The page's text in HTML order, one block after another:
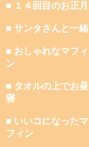
■ １４回目のお正月
■ サンタさんと一緒
■ おしゃれなマフィ
ン
■ タオルの上でお昼
寝
■ いいコになったマ
フィン